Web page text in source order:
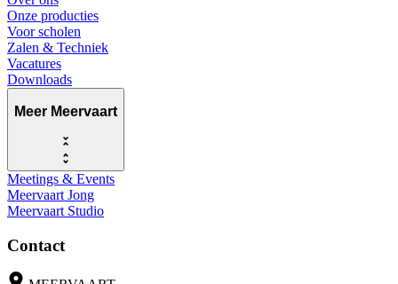
Onze producties
Voor scholen
Zalen & Techniek
Vacatures
Downloads
Meer Meervaart
Meetings & Events
Meervaart Jong
Meervaart Studio
Contact